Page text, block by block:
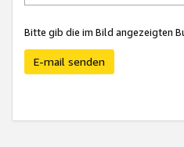
Bitte gib die im Bild angezeigten
E-mail senden